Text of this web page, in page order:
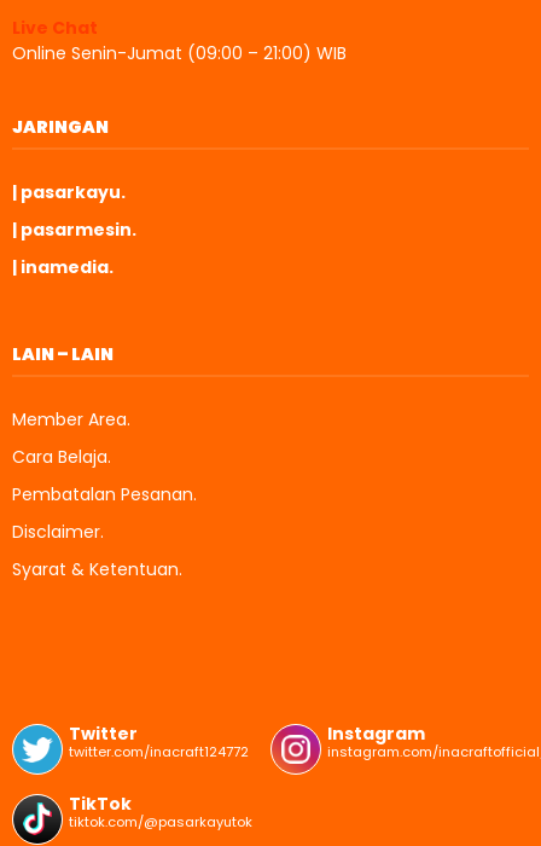
Live Chat
Online Senin-Jumat (09:00 – 21:00) WIB
JARINGAN
| pasarkayu.
| pasarmesin.
| inamedia.
LAIN – LAIN
Member Area.
Cara Belaja.
Pembatalan Pesanan.
Disclaimer.
Syarat & Ketentuan.
Twitter
twitter.com/inacraft124772
Instagram
instagram.com/
TikTok
tiktok.com/@pasarkayutok